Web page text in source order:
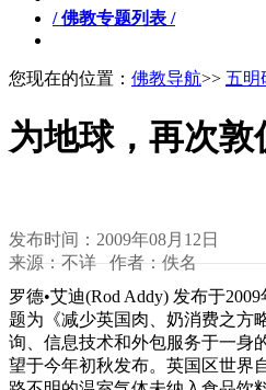
/ 佛教专题列表 /
您现在的位置： 佛教导航>> 五明
为地球，再次
发布时间：2009年08月12日
来源：不详 作者：佚名
罗德•艾迪(Rod Addy) 发布于
题为《减少英国肉、奶消费之方
询、信息技术和外包服务于一身
望于今年初秋发布。英国区世界